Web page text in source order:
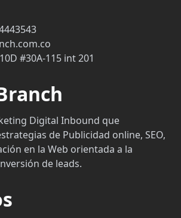
#30A-115 int 201
Digital Inbound que
de Publicidad online, SEO,
en la Web orientada a la
de leads.